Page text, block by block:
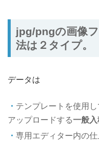
jpg/pngの画像
法は２タイプ。
データは
テンプレートを使用
アップロードする一般入
専用エディター内の